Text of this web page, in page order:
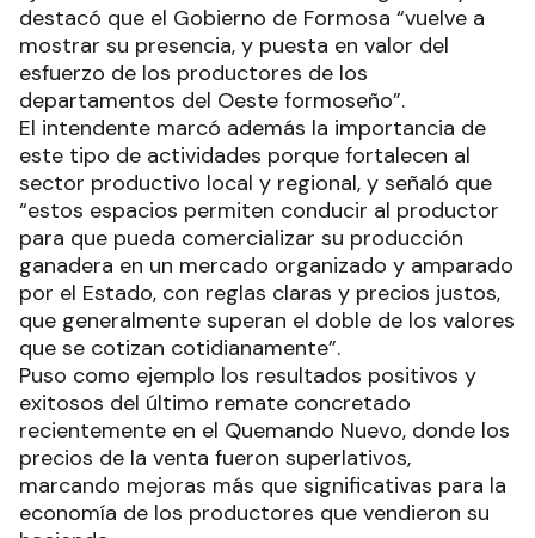
destacó que el Gobierno de Formosa “vuelve a
mostrar su presencia, y puesta en valor del
esfuerzo de los productores de los
departamentos del Oeste formoseño”.
El intendente marcó además la importancia de
este tipo de actividades porque fortalecen al
sector productivo local y regional, y señaló que
“estos espacios permiten conducir al productor
para que pueda comercializar su producción
ganadera en un mercado organizado y amparado
por el Estado, con reglas claras y precios justos,
que generalmente superan el doble de los valores
que se cotizan cotidianamente”.
Puso como ejemplo los resultados positivos y
exitosos del último remate concretado
recientemente en el Quemando Nuevo, donde los
precios de la venta fueron superlativos,
marcando mejoras más que significativas para la
economía de los productores que vendieron su